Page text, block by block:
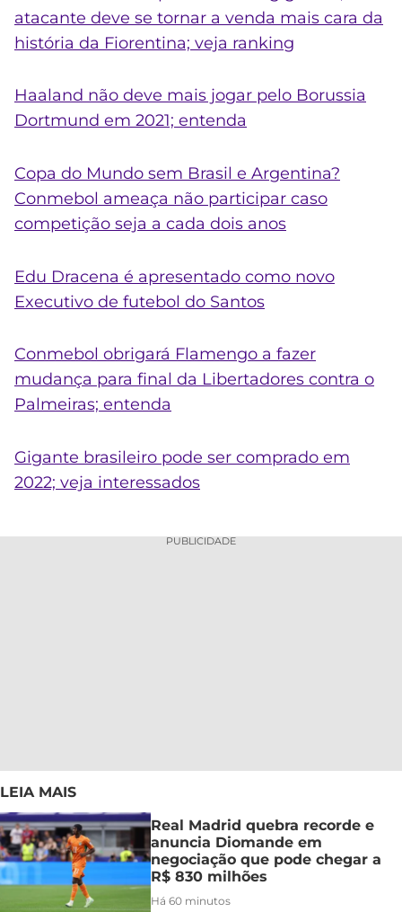
atacante deve se tornar a venda mais cara da
história da Fiorentina; veja ranking
Haaland não deve mais jogar pelo Borussia
Dortmund em 2021; entenda
Copa do Mundo sem Brasil e Argentina?
Conmebol ameaça não participar caso
competição seja a cada dois anos
Edu Dracena é apresentado como novo
Executivo de futebol do Santos
Conmebol obrigará Flamengo a fazer
mudança para final da Libertadores contra o
Palmeiras; entenda
Gigante brasileiro pode ser comprado em
2022; veja interessados
PUBLICIDADE
LEIA MAIS
Real Madrid quebra recorde e
anuncia Diomande em
negociação que pode chegar a
R$ 830 milhões
Há 60 minutos